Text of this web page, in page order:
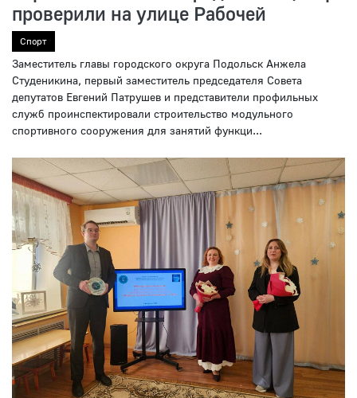
проверили на улице Рабочей
Спорт
Заместитель главы городского округа Подольск Анжела
Студеникина, первый заместитель председателя Совета
депутатов Евгений Патрушев и представители профильных
служб проинспектировали строительство модульного
спортивного сооружения для занятий функци...